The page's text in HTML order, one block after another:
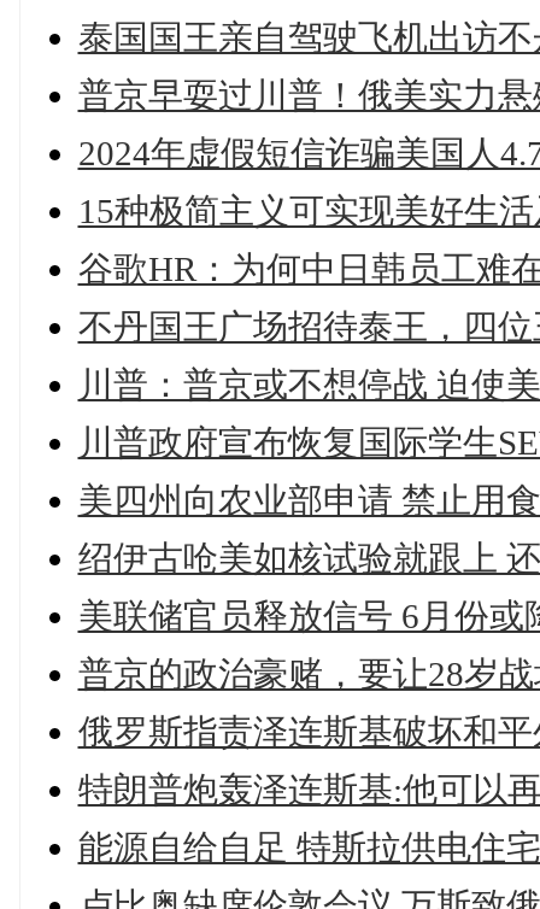
泰国国王亲自驾驶飞机出访
普京早耍过川普！俄美实力
2024年虚假短信诈骗美国人
15种极简主义可实现美好生
谷歌HR：为何中日韩员工难
不丹国王广场招待泰王，四
川普：普京或不想停战 迫使
川普政府宣布恢复国际学生
美四州向农业部申请 禁止用
绍伊古呛美如核试验就跟上
美联储官员释放信号 6月份或
普京的政治豪赌，要让28岁
俄罗斯指责泽连斯基破坏和
特朗普炮轰泽连斯基:他可以
能源自给自足 特斯拉供电住